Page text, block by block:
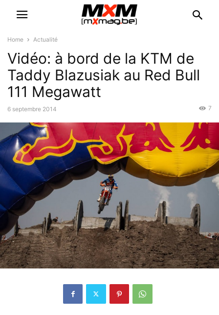
Home Actualité
Vidéo: à bord de la KTM de
Taddy Blazusiak au Red Bull
111 Megawatt
6 septembre 2014 7